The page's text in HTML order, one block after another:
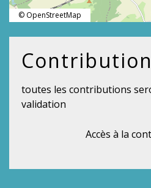
© OpenStreetMap
Contribution
toutes les contributions
validation
Accès à la